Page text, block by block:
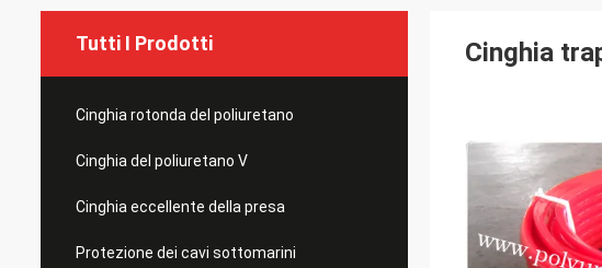
Tutti I Prodotti
Cinghia rotonda del poliuretano
Cinghia del poliuretano V
Cinghia eccellente della presa
Protezione dei cavi sottomarini
Cinghia